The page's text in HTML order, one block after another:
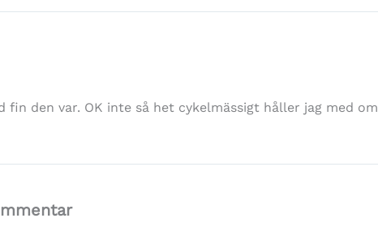
fin den var. OK inte så het cykelmässigt håller jag med om